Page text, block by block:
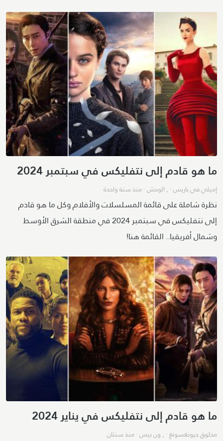
ما هو قادم إلى نتفليكس في سبتمبر 2024
إميلي في باريس· , الوحش·منذ سنة واحدة
نظرة شاملة على قائمة المسلسلات والأفلام وكل ما هو قادم
إلى نتفليكس في سبتمبر 2024 في منطقة الشرق الأوسط
وشمال أفريقيا.. القائمة هنا!
ما هو قادم إلى نتفليكس في يناير 2024
مخلوق جيونغسونغ· , ون بيس·منذ سنتان